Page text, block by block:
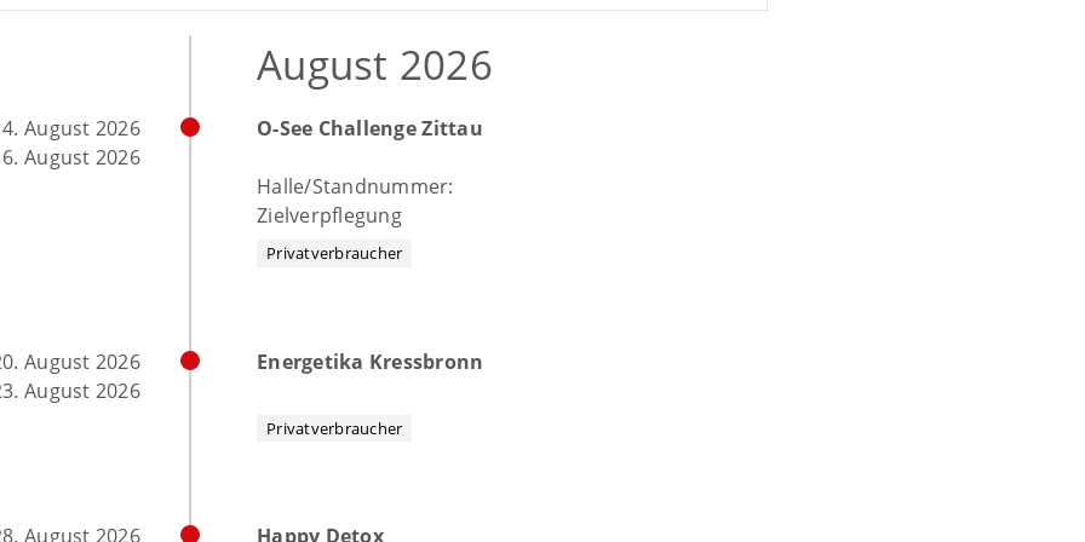
August 2026
August 2026
August 2026
O-See Challenge Zittau
Halle/Standnummer:
Zielverpflegung
Privatverbraucher
August 2026
August 2026
Energetika Kressbronn
Privatverbraucher
August 2026 Happy Detox